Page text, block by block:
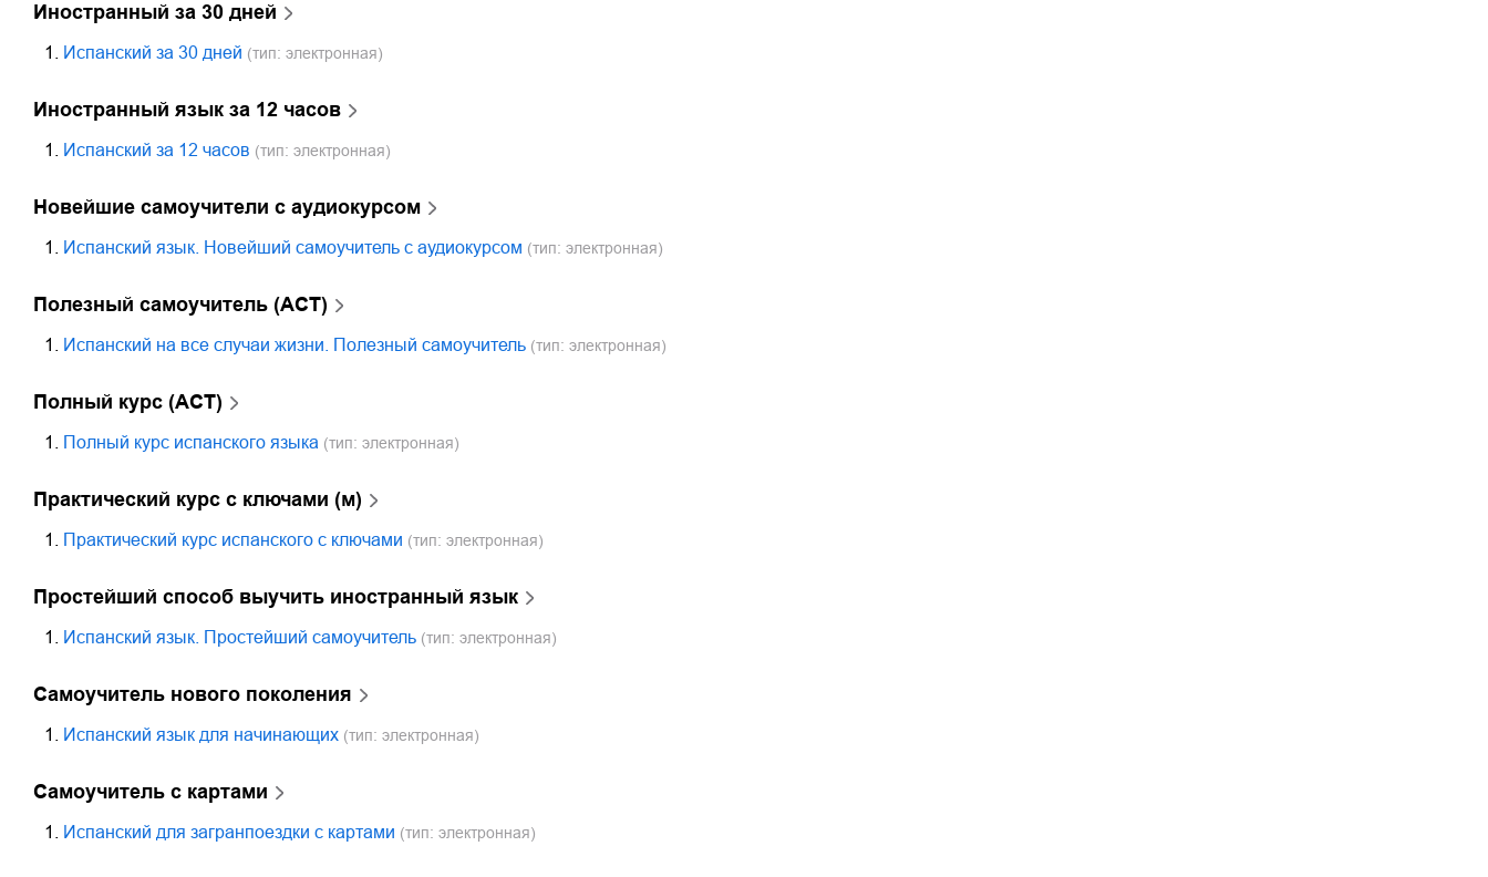
Иностранный за 30 дней
1. Испанский за 30 дней (тип: электронная)
Иностранный язык за 12 часов
1. Испанский за 12 часов (тип: электронная)
Новейшие самоучители с аудиокурсом
1. Испанский язык. Новейший самоучитель с аудиокурсом (тип: электронная)
Полезный самоучитель (АСТ)
1. Испанский на все случаи жизни. Полезный самоучитель (тип: электронная)
Полный курс (АСТ)
1. Полный курс испанского языка (тип: электронная)
Практический курс с ключами (м)
1. Практический курс испанского с ключами (тип: электронная)
Простейший способ выучить иностранный язык
1. Испанский язык. Простейший самоучитель (тип: электронная)
Самоучитель нового поколения
1. Испанский язык для начинающих (тип: электронная)
Самоучитель с картами
1. Испанский для загранпоездки с картами (тип: электронная)